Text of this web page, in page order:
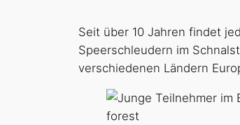
Seit über 10 Jahren findet
Speerschleudern im
verschiedenen Ländern